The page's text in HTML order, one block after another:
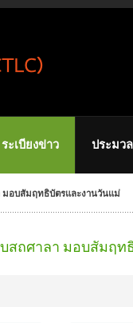
ระเบียงข่าว ประมว
มอบสัมฤทธิบัตรและงานวันแม่
สถศาลา มอบสัมฤ